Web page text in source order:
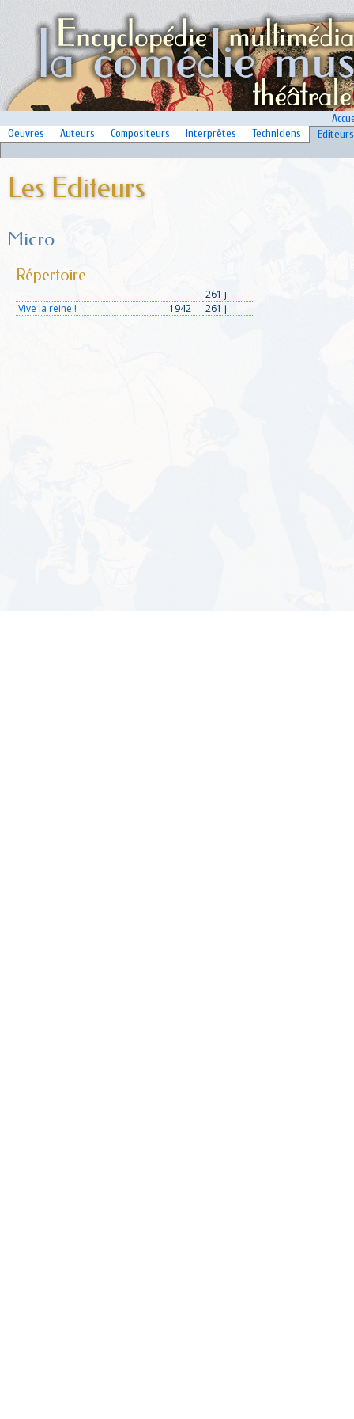
Oeuvres
Auteurs Compositeurs Interprètes Techniciens Editeurs
Les Editeurs
Micro
Répertoire
261 j.
Vive la reine !
1942 261 j.